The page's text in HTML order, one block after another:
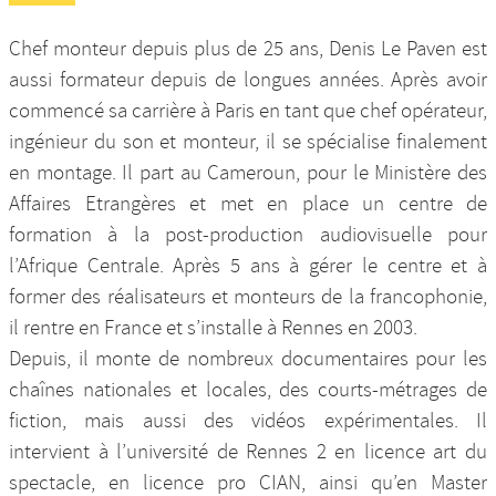
Chef monteur depuis plus de 25 ans, Denis Le Paven est
aussi formateur depuis de longues années. Après avoir
commencé sa carrière à Paris en tant que chef opérateur,
ingénieur du son et monteur, il se spécialise finalement
en montage. Il part au Cameroun, pour le Ministère des
Affaires Etrangères et met en place un centre de
formation à la post-production audiovisuelle pour
l’Afrique Centrale. Après 5 ans à gérer le centre et à
former des réalisateurs et monteurs de la francophonie,
il rentre en France et s’installe à Rennes en 2003.
Depuis, il monte de nombreux documentaires pour les
chaînes nationales et locales, des courts-métrages de
fiction, mais aussi des vidéos expérimentales. Il
intervient à l’université de Rennes 2 en licence art du
spectacle, en licence pro CIAN, ainsi qu’en Master